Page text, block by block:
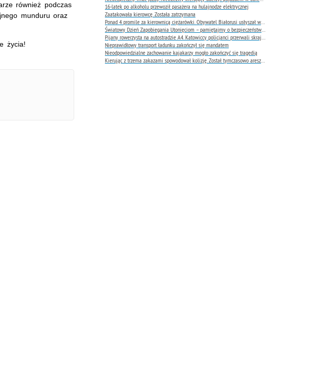
16-latek po alkoholu przewoził pasażera na hulajnodze elektrycznej
Zaatakowała kierowcę. Została zatrzymana
Nieprawidłowy transport ładunku zakończył się mandatem
Nieodpowiedzialne zachowanie kajakarzy mogło zakończyć się tragedią
również podczas
munduru oraz
życia!